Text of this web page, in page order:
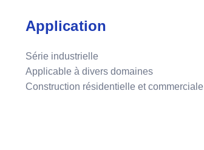
Application
Série industrielle
Applicable à divers domaines
Construction résidentielle et commerciale